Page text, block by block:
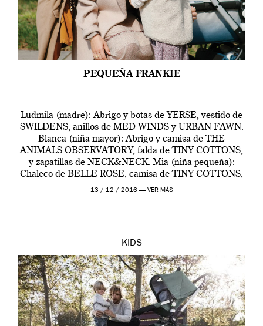
PEQUEÑA FRANKIE
Ludmila (madre): Abrigo y botas de YERSE, vestido de
SWILDENS, anillos de MED WINDS y URBAN FAWN.
Blanca (niña mayor): Abrigo y camisa de THE
ANIMALS OBSERVATORY, falda de TINY COTTONS,
y zapatillas de NECK&NECK. Mia (niña pequeña):
Chaleco de BELLE ROSE, camisa de TINY COTTONS,
falda de BUHO y zapatos de CLOTAIRE. BUGABOO
13 / 12 / 2016 — VER MÁS
KIDS